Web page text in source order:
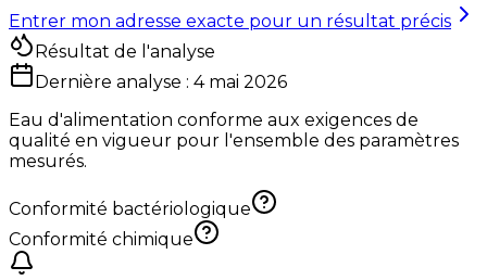
Entrer mon adresse exacte pour un résultat précis
Résultat de l'analyse
Dernière analyse : 4 mai 2026
Eau d'alimentation conforme aux exigences de
qualité en vigueur pour l'ensemble des paramètres
mesurés.
Conformité bactériologique
Conformité chimique